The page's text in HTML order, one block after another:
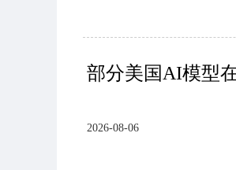
部分美国AI模型
2026-08-06